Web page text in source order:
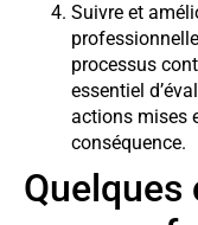
Suivre et
processus
essentiel
actions mises
conséquence.
Quelques